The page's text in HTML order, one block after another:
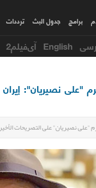
برامج جدول البث ترددات
English آی‌فیلم2
"علی نصیریان" على التصريحات